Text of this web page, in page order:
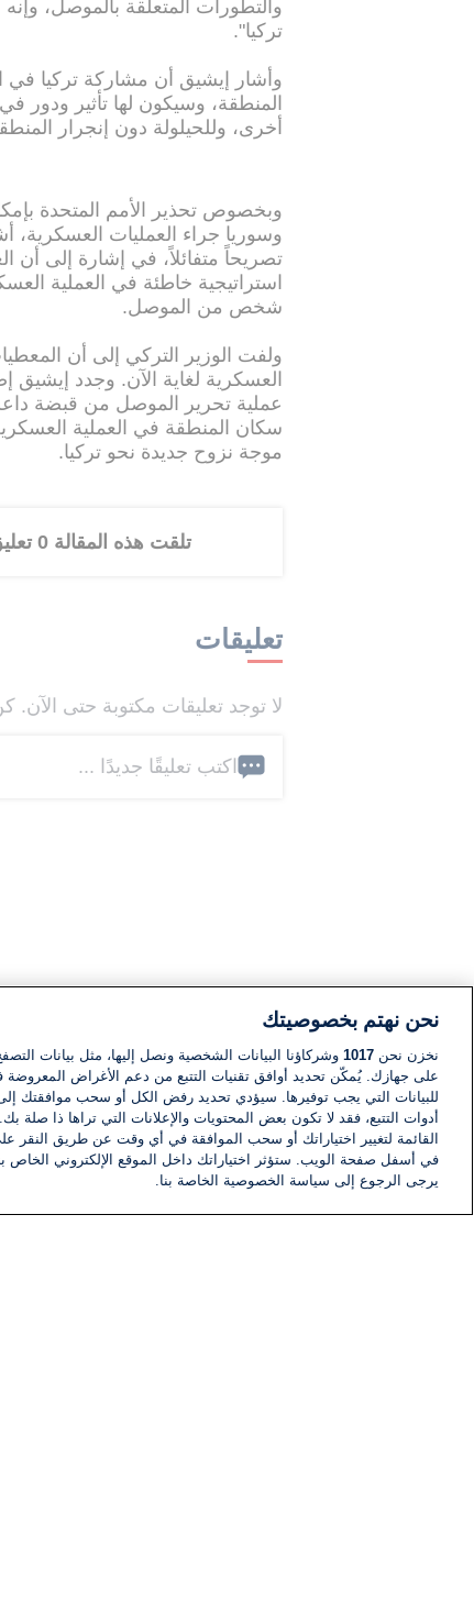
والتطورات المتعلقة بالموصل،
تركيا".
وأشار إيشيق أن مشاركة تركيا
المنطقة، وسيكون لها تأثير ودور
أخرى، وللحيلولة دون إنجرار
وسوريا جراء العمليات العسكرية،
تصريحاً متفائلاً، في إشارة إلى
استراتيجية خاطئة في العملية
شخص من الموصل.
ولفت الوزير التركي إلى أن
العسكرية لغاية الآن. وجدد
عملية تحرير الموصل من قبضة
سكان المنطقة في العملية
موجة نزوح جديدة نحو تركيا.
تلقت هذه المقالة 0 تعليق
تعليقات
لا توجد تعليقات مكتوبة حتى الآن.
اكتب تعليقًا جديدًا ...
نحن نهتم بخصوصيتك
نخزن نحن 1017 وشركاؤنا البيانات الشخصية ونصل إليها، مثل بيانات
على جهازك. يُمكّن تحديد أوافق تقنيات التتبع من دعم الأغراض المعروضة
للبيانات التي يجب توفيرها. سيؤدي تحديد رفض الكل أو سحب موافقتك
أدوات التتبع، فقد لا تكون بعض المحتويات والإعلانات التي تراها ذا
القائمة لتغيير اختياراتك أو سحب الموافقة في أي وقت عن طريق النقر
في أسفل صفحة الويب. ستؤثر اختياراتك داخل الموقع الإلكتروني الخاص
يرجى الرجوع إلى سياسة الخصوصية الخاصة بنا.